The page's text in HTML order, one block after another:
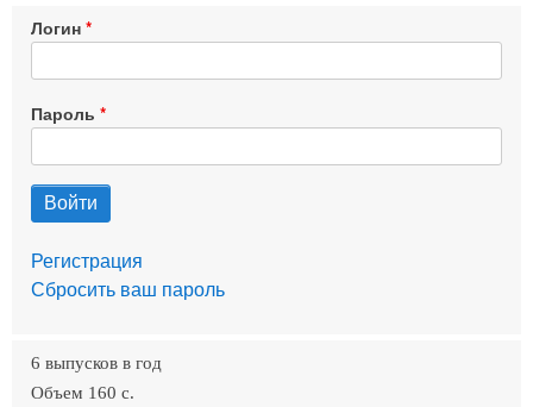
Логин
Пароль
Регистрация
Сбросить ваш пароль
6 выпусков в год
Объем 160 c.